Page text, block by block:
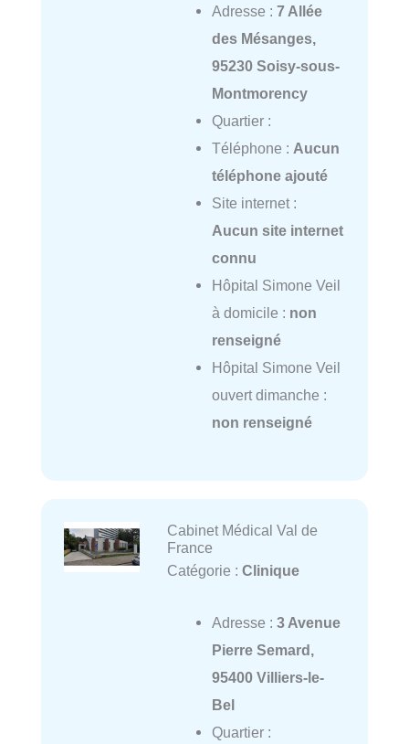
Adresse : 7 Allée
des Mésanges,
95230 Soisy-sous-
Montmorency
Quartier :
Téléphone : Aucun
téléphone ajouté
Site internet :
Aucun site internet
connu
Hôpital Simone Veil
à domicile : non
renseigné
Hôpital Simone Veil
ouvert dimanche :
non renseigné
Cabinet Médical Val de
France
Catégorie : Clinique
Adresse : 3 Avenue
Pierre Semard,
95400 Villiers-le-
Bel
Quartier :